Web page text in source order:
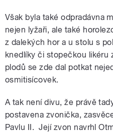
Však byla také odpradávna
nejen lyžaři, ale také
z dalekých hor a u stolu s
knedlíky či stopečkou likéru
plodů se zde dal potkat
osmitisícovek.
A tak není divu, že právě
postavena zvonička,
Pavlu II. Její zvon navrhl